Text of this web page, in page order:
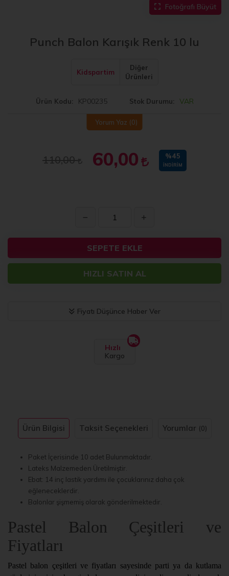
Fotoğrafı Büyüt
Punch Balon Karışık Renk 10 lu
Kidspartim
Diğer
Ürünleri
Ürün Kodu KP00235 Stok Durumu VAR
Yorum Yaz (0)
110,00 60,00 %45
İNDIRIM
SEPETE EKLE
HIZLI SATIN AL
Fiyatı Düşünce Haber Ver
Hızlı
Kargo
Ürün Bilgisi Taksit Seçenekleri Yorumlar (0)
Paket İçerisinde 10 adet Bulunmaktadır.
Lateks Malzemeden Üretilmiştir.
Ebat: 14 inç lastik yardımı ile çocuklarınız daha çok
eğleneceklerdir.
Balonlar şişmemiş olarak gönderilmektedir.
Pastel Balon Çeşitleri ve
Fiyatları
Pastel balon çeşitleri ve fiyatları sayesinde parti ya da kutlama